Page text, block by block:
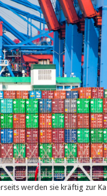
werden sie kräftig zur